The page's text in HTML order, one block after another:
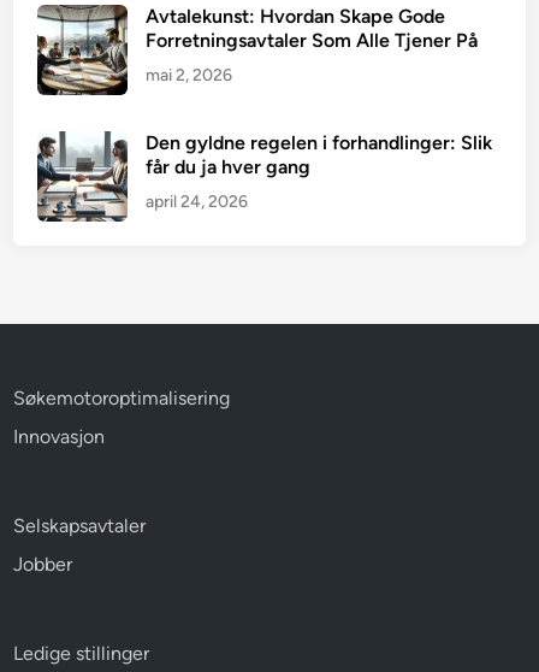
Avtalekunst: Hvordan Skape Gode
Forretningsavtaler Som Alle Tjener På
mai 2, 2026
Den gyldne regelen i forhandlinger: Slik
får du ja hver gang
april 24, 2026
Søkemotoroptimalisering
Innovasjon
Selskapsavtaler
Jobber
Ledige stillinger